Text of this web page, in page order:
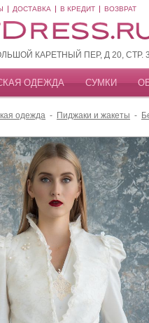
ДОСТАВКА В КРЕДИТ ВОЗВРАТ
КАРЕТНЫЙ ПЕР, Д 20, СТР. 3
ОДЕЖДА СУМКИ
одежда - Пиджаки и жакеты -